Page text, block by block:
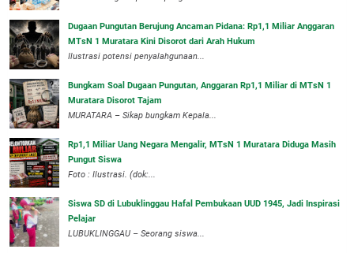
Dugaan Pungutan Berujung Ancaman Pidana: Rp1,1 Miliar Anggaran
MTsN 1 Muratara Kini Disorot dari Arah Hukum
Ilustrasi potensi penyalahgunaan...
Bungkam Soal Dugaan Pungutan, Anggaran Rp1,1 Miliar di MTsN 1
Muratara Disorot Tajam
‎MURATARA – Sikap bungkam Kepala...
‎Rp1,1 Miliar Uang Negara Mengalir, MTsN 1 Muratara Diduga Masih
Pungut Siswa
Foto : Ilustrasi. (dok:...
Siswa SD di Lubuklinggau Hafal Pembukaan UUD 1945, Jadi Inspirasi
Pelajar
LUBUKLINGGAU – Seorang siswa...